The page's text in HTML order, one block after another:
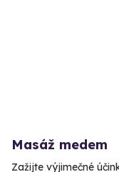
Masáž medem
Zažijte výjimečné